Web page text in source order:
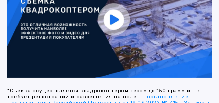
*Съемка осуществляется квадрокоптером весом до 150 грамм и не
требует регистрации и разрешения на полет. Постановление